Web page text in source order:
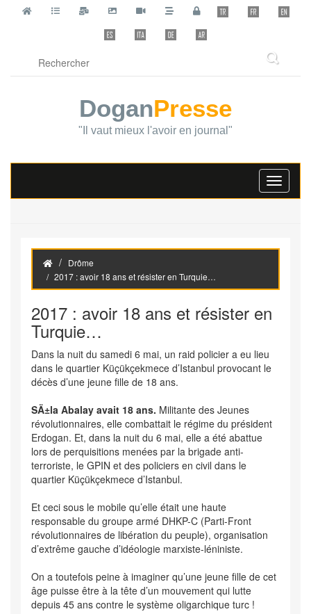
DoganPresse
"Il vaut mieux l'avoir en journal"
Toggle
Drôme
2017 : avoir 18 ans et résister en Turquie…
2017 : avoir 18 ans et résister en
Turquie…
Dans la nuit du samedi 6 mai, un raid policier a eu lieu
dans le quartier Küçükçekmece d’Istanbul provocant le
décès d’une jeune fille de 18 ans.
SÄ±la Abalay avait 18 ans. Militante des Jeunes
révolutionnaires, elle combattait le régime du président
Erdogan. Et, dans la nuit du 6 mai, elle a été abattue
lors de perquisitions menées par la brigade anti-
terroriste, le GPIN et des policiers en civil dans le
quartier Küçükçekmece d’Istanbul.
Et ceci sous le mobile qu’elle était une haute
responsable du groupe armé DHKP-C (Parti-Front
révolutionnaires de libération du peuple), organisation
d’extrême gauche d’idéologie marxiste-léniniste.
On a toutefois peine à imaginer qu’une jeune fille de cet
âge puisse être à la tête d’un mouvement qui lutte
depuis 45 ans contre le système oligarchique turc !